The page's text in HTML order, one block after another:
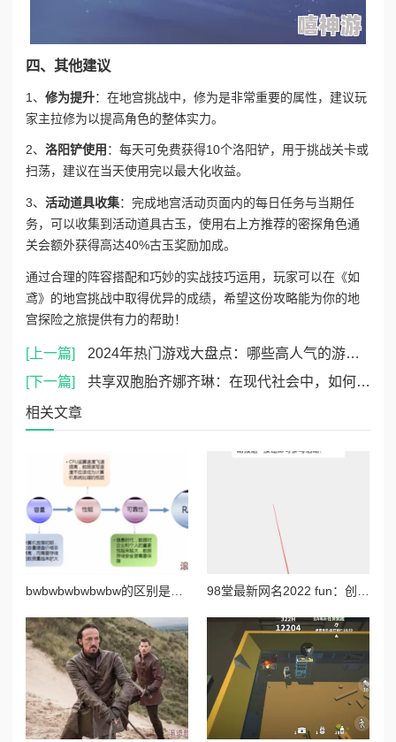
四、其他建议
1、 修为提升：在地宫挑战中，修为是非常重要的属性，建议玩
家主拉修为以提高角色的整体实力。
2、 洛阳铲使用 ：每天可免费获得10个洛阳铲，用于挑战关卡或
扫荡，建议在当天使用完以最大化收益。
3、 活动道具收集：完成地宫活动页面内的每日任务与当期任
务，可以收集到活动道具古玉，使用右上方推荐的密探角色通
关会额外获得高达40%古玉奖励加成。
通过合理的阵容搭配和巧妙的实战技巧运用，玩家可以在《如
鸢》的地宫挑战中取得优异的成绩，希望这份攻略能为你的地
宫探险之旅提供有力的帮助！
[上一篇]
2024年热门游戏大盘点：哪些高人气的游戏比较火？
[下一篇]
共享双胞胎齐娜齐琳：在现代社会中，如何看待共享经济对家庭结构和亲子关系的影响？
相关文章